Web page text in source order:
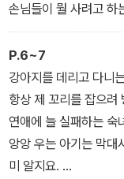
손님들이 뭘 사려고 하
P.6~7
강아지를 데리고 다니
항상 제 꼬리를 잡으려
연애에 늘 실패하는 숙
앙앙 우는 아기는 막대
미 알지요.